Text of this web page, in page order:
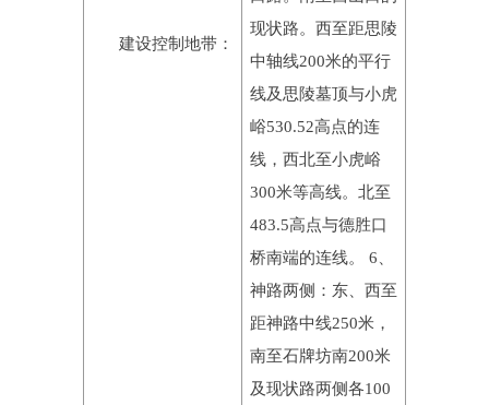
建设控制地带：
现状路。西至距思陵
中轴线200米的平行
线及思陵墓顶与小虎
峪530.52高点的连
线，西北至小虎峪
300米等高线。北至
483.5高点与德胜口
桥南端的连线。 6、
神路两侧：东、西至
距神路中线250米，
南至石牌坊南200米
及现状路两侧各100